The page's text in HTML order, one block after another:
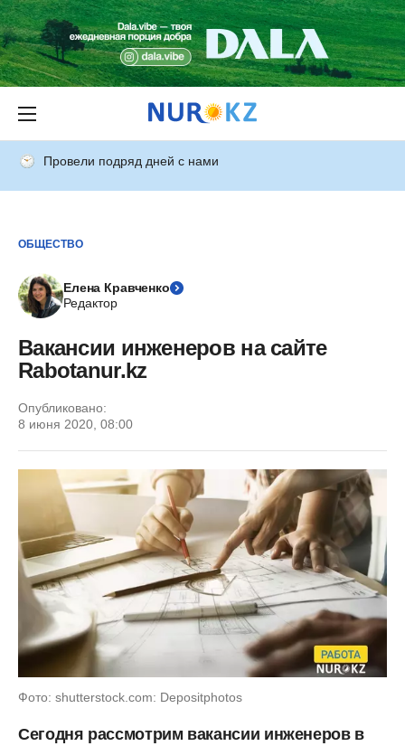
Провели подряд дней с нами
ОБЩЕСТВО
Елена Кравченко
Редактор
Вакансии инженеров на сайте
Rabotanur.kz
Опубликовано:
8 июня 2020, 08:00
Фото: shutterstock.com: Depositphotos
Сегодня рассмотрим вакансии инженеров в